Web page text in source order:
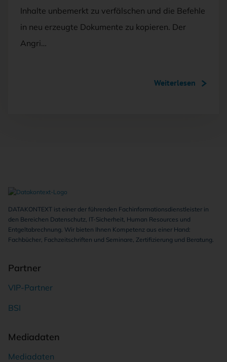
Inhalte unbemerkt zu verfälschen und die Befehle
in neu erzeugte Dokumente zu kopieren. Der
Angri…
Weiterlesen
DATAKONTEXT ist einer der führenden Fachinformationsdienstleister in
den Bereichen Datenschutz, IT-Sicherheit, Human Resources und
Entgeltabrechnung. Wir bieten Ihnen Kompetenz aus einer Hand:
Fachbücher, Fachzeitschriften und Seminare, Zertifizierung und Beratung.
Partner
VIP-Partner
BSI
Mediadaten
Mediadaten